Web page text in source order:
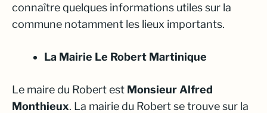
connaître quelques informations utiles sur la
commune notamment les lieux importants.
La Mairie Le Robert Martinique
Le maire du Robert est Monsieur Alfred
Monthieux. La mairie du Robert se trouve sur la